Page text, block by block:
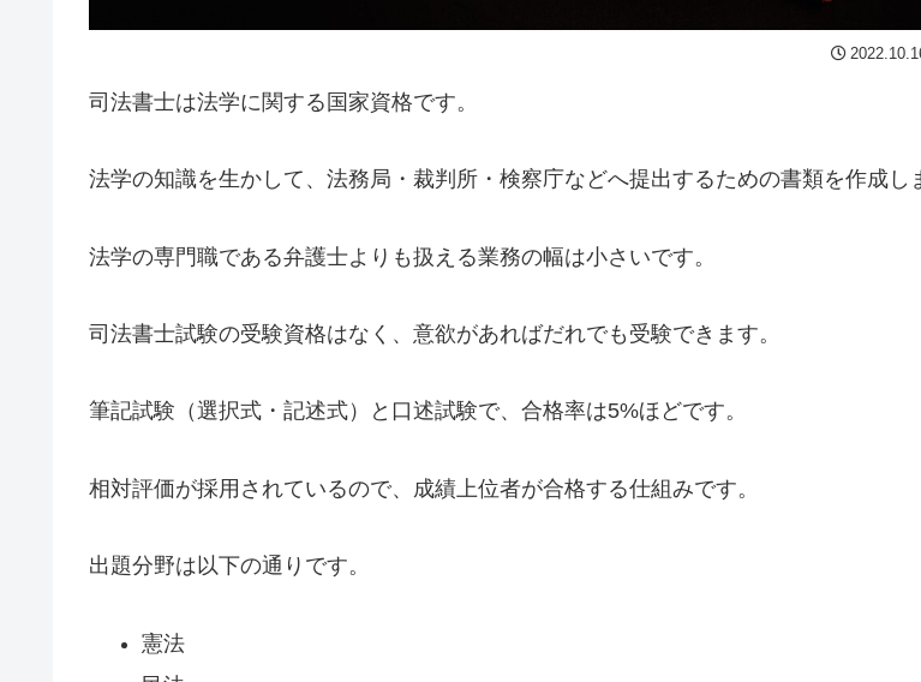
司法書士は法学に関する国家資格です。
法学の知識を生かして、法務局・裁判所・検察庁などへ提出するための書類を作成し
法学の専門職である弁護士よりも扱える業務の幅は小さいです。
司法書士試験の受験資格はなく、意欲があればだれでも受験できます。
筆記試験（選択式・記述式）と口述試験で、合格率は5%ほどです。
相対評価が採用されているので、成績上位者が合格する仕組みです。
出題分野は以下の通りです。
憲法